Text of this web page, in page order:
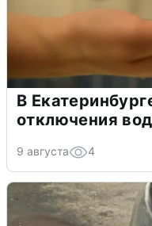
В
отключения
9 августа 4